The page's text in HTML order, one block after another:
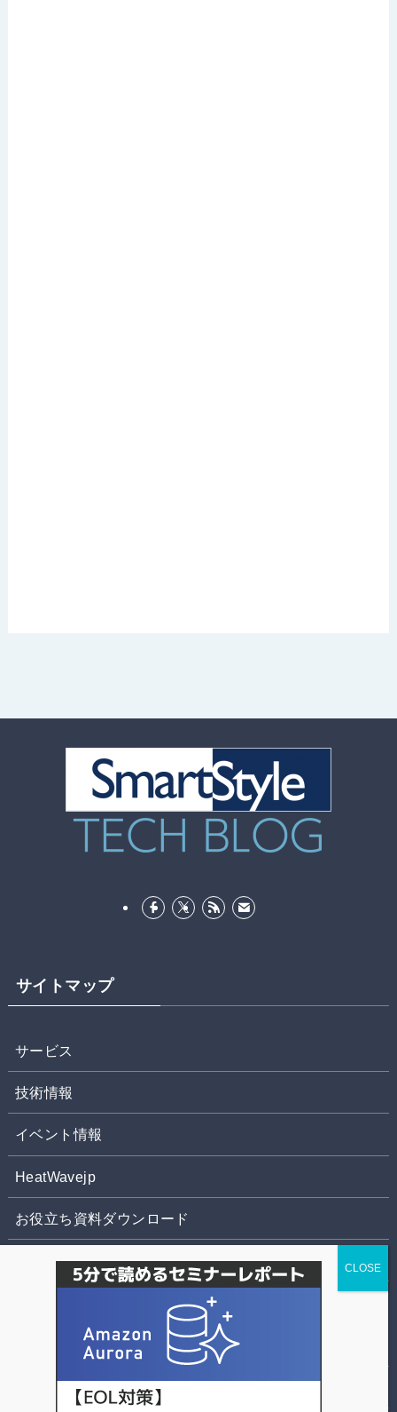
サイトマップ
サービス
技術情報
イベント情報
HeatWavejp
お役立ち資料ダウンロード
お問合せ
株式会社パソナデータ&デザイン
個人情報の取扱いについて